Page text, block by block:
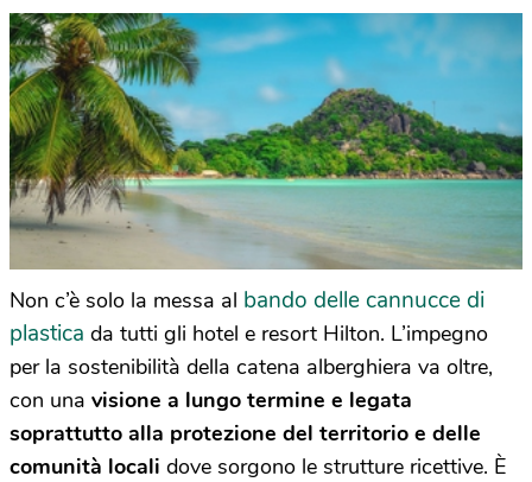
Non c’è solo la messa al bando delle cannucce di
plastica da tutti gli hotel e resort Hilton. L’impegno
per la sostenibilità della catena alberghiera va oltre,
con una visione a lungo termine e legata
soprattutto alla protezione del territorio e delle
comunità locali dove sorgono le strutture ricettive. È